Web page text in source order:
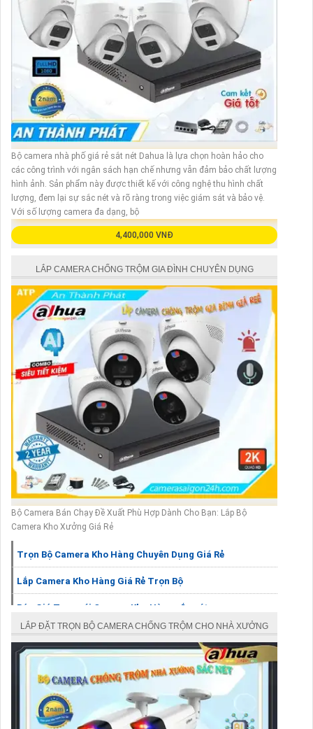
Bộ camera nhà phố giá rẻ sắt nét Dahua là lựa chọn hoàn hảo cho
các công trình với ngân sách hạn chế nhưng vẫn đảm bảo chất lượng
hình ảnh. Sản phẩm này được thiết kế với công nghệ thu hình chất
lượng, đem lại sự sắc nét và rõ ràng trong việc giám sát và bảo vệ.
Với số lượng camera đa dạng, bộ
4,400,000 VNĐ
LẮP CAMERA CHỐNG TRỘM GIA ĐÌNH CHUYÊN DỤNG
Bộ Camera Bán Chạy Đề Xuất Phù Hợp Dành Cho Bạn: Lắp Bộ
Camera Kho Xưởng Giá Rẻ
Trọn Bộ Camera Kho Hàng Chuyên Dụng Giá Rẻ
Lắp Camera Kho Hàng Giá Rẻ Trọn Bộ
Báo Giá Trọn gói Camera Kho Hàng sắc nét
Trọn bộ camera kho hàng giá rẻ
Trọn Bộ Camera Kho Hàng Full Color
một thương hiệu camera chống trộm đến từ Mỹ, đã ra
mắt Combo Lắp Camera Chống Trộm Gia Đình Chuyên
Dụng. Sản phẩm được trang bị công nghệ hiện đại,
LẮP ĐẶT TRỌN BỘ CAMERA CHỐNG TRỘM CHO NHÀ XƯỞNG